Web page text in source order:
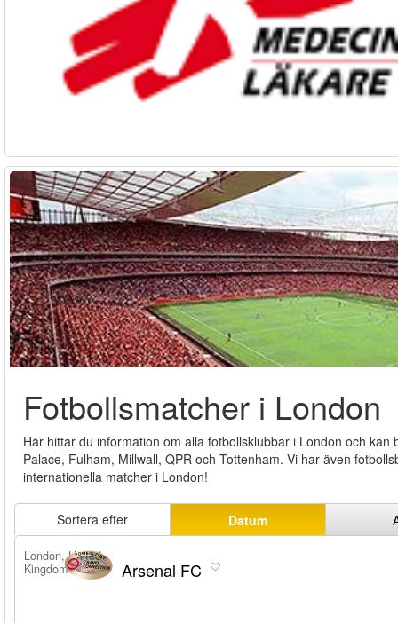
Fotbollsmatcher i London
Här hittar du information om alla fotbollsklubbar i London och
Palace, Fulham, Millwall, QPR och Tottenham. Vi har även
internationella matcher i London!
Sortera efter Datum
London, United
Kingdom
Arsenal FC